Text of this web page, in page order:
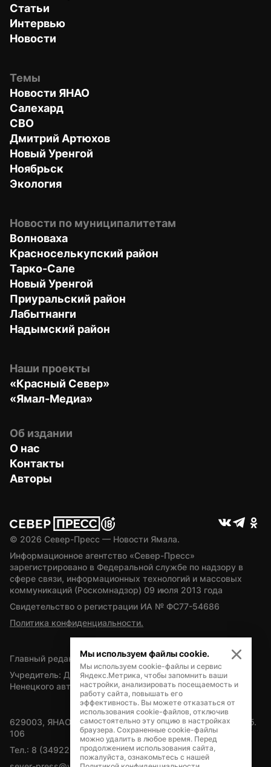
Статьи
Интервью
Новости
Темы
Новости ЯНАО
Салехард
СВО
Дмитрий Артюхов
Новый Уренгой
Ноябрьск
Экология
Новости по муниципалитетам
Волноваха
Красноселькупский район
Тарко-Сале
Новый Уренгой
Приуральский район
Лабытнанги
Надымский район
Наши проекты
«Красный Север»
«Ямал-Медиа»
Об издании
О нас
Контакты
Авторы
© 2026 Север-Пресс — Новости Ямала.
Информационное агентство «Север-Пресс»
зарегистрировано в Федеральной службе по надзору в
сфере связи, информационных технологий и массовых
коммуникаций (Роскомнадзор) 09 июля 2013 года
Свидетельство о регистрации ИА № ФС77-54686
Политика конфиденциальности.
Главный редактор — А.Л. Поздеев
Учредитель: Департамент внутренней политики Ямало-
Ненецкого автономного округа
629003, ЯНАО, Салехард, мкр. Богдана Кнунянца, д.1, каб.
106
Тел.: 8 (34922) 71262
Мы используем файлы cookie.
Мы используем cookie-файлы и сервис
Яндекс.Метрика, чтобы запомнить ваши
настройки, анализировать посещаемость и
работу сайта, повышать его
эффективность. Вы можете отказаться от
использования cookie-файлов, отключив
самостоятельно эту опцию в настройках
браузера. Сохраненные cookie-файлы
можно удалить в любое время. Перед
продолжением использования сайта,
пожалуйста, ознакомьтесь с нашей